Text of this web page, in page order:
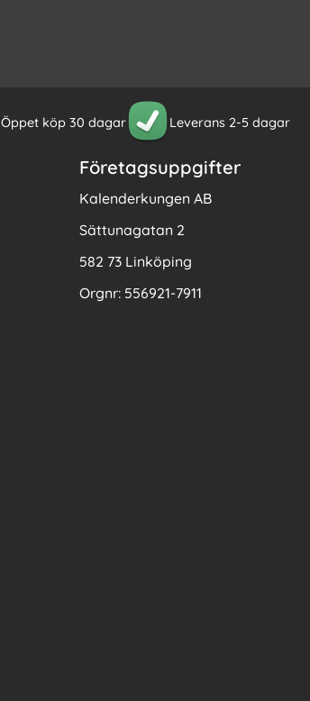
Öppet köp 30 dagar Leverans 2-5 dagar
Företagsuppgifter
Kalenderkungen AB
Sättunagatan 2
582 73 Linköping
Orgnr: 556921-7911